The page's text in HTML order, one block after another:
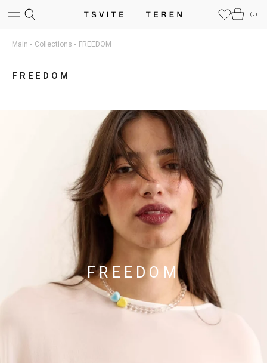
( 0)
Main Collections FREEDOM
FREEDOM
FREEDOM